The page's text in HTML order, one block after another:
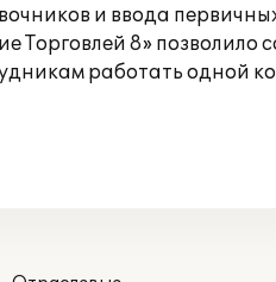
и ввода
Торговлей 8»
работать одной